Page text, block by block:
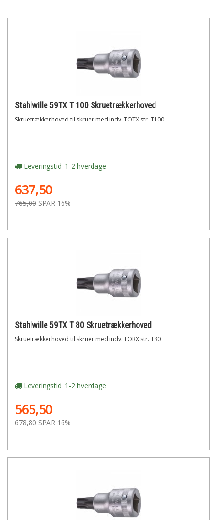
Stahlwille 59TX T 100 Skruetrækkerhoved
Skruetrækkerhoved til skruer med indv. TOTX str. T100
Leveringstid: 1-2 hverdage
637,50
765,00 SPAR 16%
Stahlwille 59TX T 80 Skruetrækkerhoved
Skruetrækkerhoved til skruer med indv. TORX str. T80
Leveringstid: 1-2 hverdage
565,50
678,80 SPAR 16%